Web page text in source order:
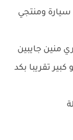
ومنتجي
منين جايبين
تقريبا بكد